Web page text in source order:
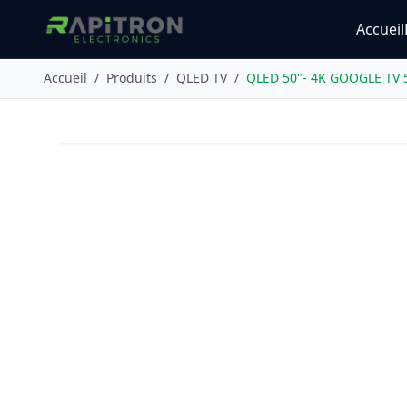
Accueil
Accueil / Produits / QLED TV / QLED 50"- 4K GOOGLE TV